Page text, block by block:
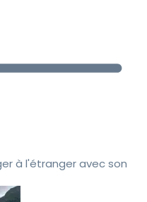
à l'étranger avec son